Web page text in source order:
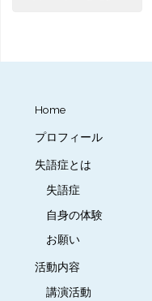
ー
Home
プロフィール
失語症とは
失語症
自身の体験
お願い
活動内容
講演活動